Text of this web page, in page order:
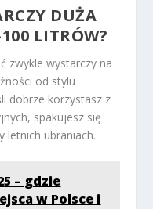
DUŻA
LITRÓW?
zwykle wystarczy na
od stylu
dobrze korzystasz z
spakujesz się
letnich ubraniach.
– gdzie
w Polsce i